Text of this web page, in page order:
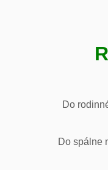
Do
Do spálne